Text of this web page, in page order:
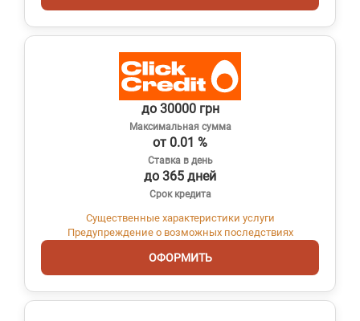
до 30000 грн
Максимальная сумма
от 0.01 %
Ставка в день
до 365 дней
Срок кредита
Существенные характеристики услуги
Предупреждение о возможных последствиях
ОФОРМИТЬ